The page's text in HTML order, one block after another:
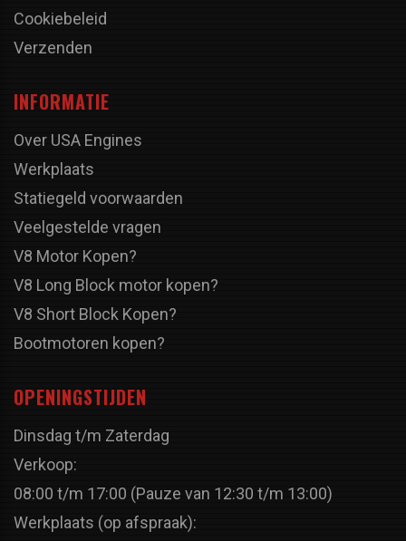
Cookiebeleid
Verzenden
INFORMATIE
Over USA Engines
Werkplaats
Statiegeld voorwaarden
Veelgestelde vragen
V8 Motor Kopen?
V8 Long Block motor kopen?
V8 Short Block Kopen?
Bootmotoren kopen?
OPENINGSTIJDEN
Dinsdag t/m Zaterdag
Verkoop:
08:00 t/m 17:00 (Pauze van 12:30 t/m 13:00)
Werkplaats (op afspraak):